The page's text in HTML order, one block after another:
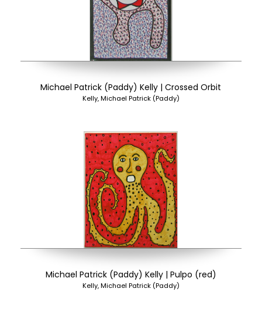
Michael Patrick (Paddy) Kelly | Crossed Orbit
Kelly, Michael Patrick (Paddy)
Michael Patrick (Paddy) Kelly | Pulpo (red)
Kelly, Michael Patrick (Paddy)